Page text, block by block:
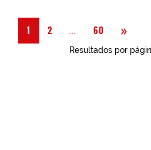
1 2 Página
... 60 »
Resultados por